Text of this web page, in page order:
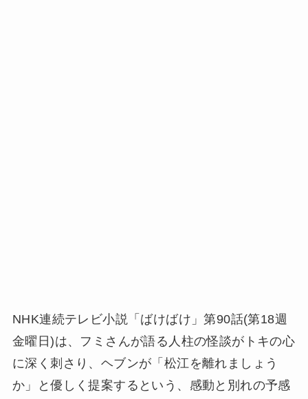
NHK連続テレビ小説「ばけばけ」第90話(第18週
金曜日)は、フミさんが語る人柱の怪談がトキの心
に深く刺さり、ヘブンが「松江を離れましょう
か」と優しく提案するという、感動と別れの予感